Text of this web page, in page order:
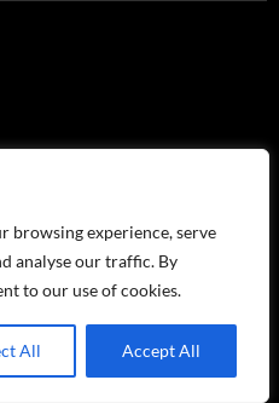
browsing experience, serve
analyse our traffic. By
to our use of cookies.
All Accept All
in speelzand voor kinderen
lopen 80 procent meer